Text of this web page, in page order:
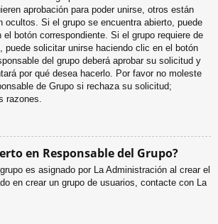
aprobación para poder unirse, otros están
ocultos. Si el grupo se encuentra abierto, puede
botón correspondiente. Si el grupo requiere de
puede solicitar unirse haciendo clic en el botón
del grupo deberá aprobar su solicitud y
por qué desea hacerlo. Por favor no moleste
de Grupo si rechaza su solicitud;
razones.
en Responsable del Grupo?
es asignado por La Administración al crear el
en crear un grupo de usuarios, contacte con La